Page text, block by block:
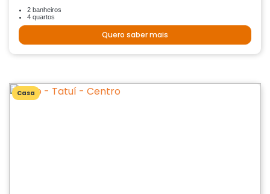
2 banheiros
4 quartos
Quero saber mais
Casa